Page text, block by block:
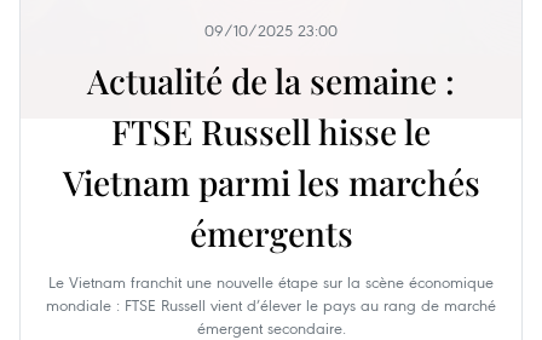
09/10/2025 23:00
Actualité de la semaine :
FTSE Russell hisse le
Vietnam parmi les marchés
émergents
Le Vietnam franchit une nouvelle étape sur la scène économique
mondiale : FTSE Russell vient d’élever le pays au rang de marché
émergent secondaire.